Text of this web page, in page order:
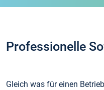
Professionelle
Gleich was für einen